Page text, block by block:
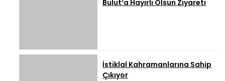
Bulut’a Hayırlı Olsun Ziyareti
İstiklal Kahramanlarına Sahip
Çıkıyor